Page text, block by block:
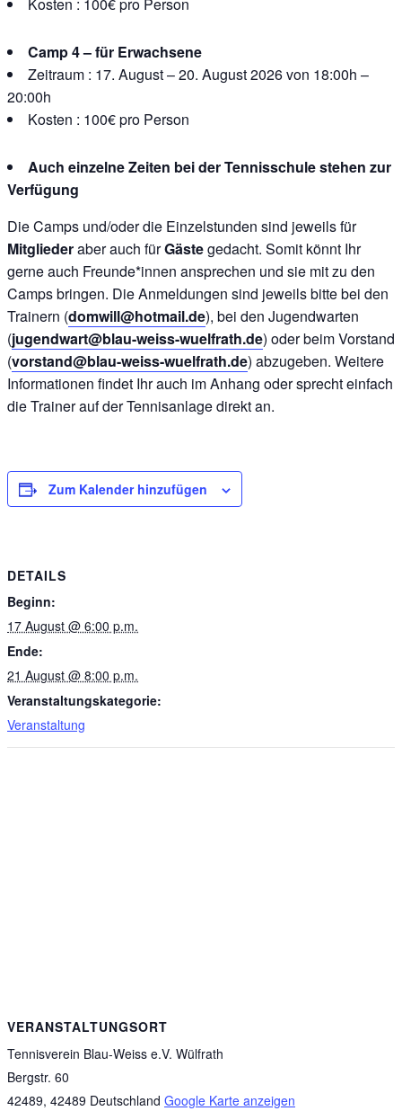
Camp 4 – für Erwachsene
Zeitraum : 17. August – 20. August 2026 von 18:00h –
20:00h
Kosten : 100€ pro Person
Auch einzelne Zeiten bei der Tennisschule stehen zur
Verfügung
Die Camps und/oder die Einzelstunden sind jeweils für
Mitgliederaber auch fürGästegedacht. Somit könnt Ihr
gerne auch Freunde*innen ansprechen und sie mit zu den
Camps bringen. Die Anmeldungen sind jeweils bitte bei den
Trainern (domwill@hotmail.de), bei den Jugendwarten
(jugendwart@blau-weiss-wuelfrath.de) oder beim Vorstand
(vorstand@blau-weiss-wuelfrath.de) abzugeben. Weitere
Informationen findet Ihr auch im Anhang oder sprecht einfach
die Trainer auf der Tennisanlage direkt an.
Zum Kalender hinzufügen
DETAILS
Beginn:
17 August @ 6:00 p.m.
Ende:
21 August @ 8:00 p.m.
Veranstaltungskategorie:
Veranstaltung
VERANSTALTUNGSORT
Tennisverein Blau-Weiss e.V. Wülfrath
Bergstr. 60
42489, 42489 Deutschland Google Karte anzeigen